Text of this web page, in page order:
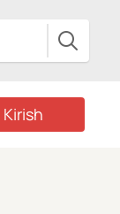
Kirish